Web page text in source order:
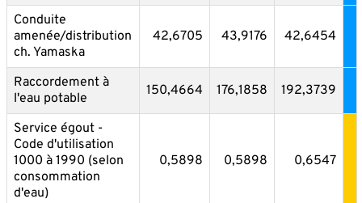
Conduite
amenée/distribution
ch. Yamaska
42,6705 43,9176 42,6454
Raccordement à
l'eau potable
150,4664 176,1858 192,3739
Service égout -
Code d'utilisation
1000 à 1990 (selon
consommation
d'eau)
0,5898 0,5898 0,6547